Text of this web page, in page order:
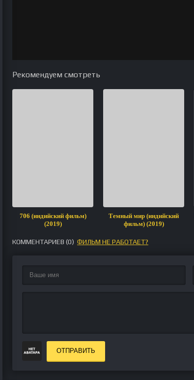
Рекомендуем смотреть
706 (индийский фильм)
(2019)
Темный мир (индийский
фильм) (2019)
КОММЕНТАРИЕВ (0) ФИЛЬМ НЕ РАБОТАЕТ?
ОТПРАВИТЬ